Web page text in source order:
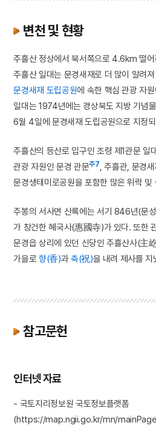
변천 및 현황
주흘산 정상에서 북서쪽으로 4.6km 떨어
주흘산 일대는 문경새재로 더 많이 알려
문경새재 도립공원에 속한 핵심 관광 자
일대는 1974년에는 경상북도 지방 기념
6월 4일에 문경새재 도립공원으로 지정
주흘산의 등산로 입구인 조령 제1관문 일
관광 자원인 문경 관문주7 , 주흘관, 문경
문경생태미로공원을 포함한 많은 위락
주봉의 서사면 산록에는 서기 846년(문
가 창건한 혜국사(惠國寺)가 있다. 또한
문경읍 상리에 있던 신당인 주흘산사(主
가을로향(香)과축(祝)을 내려 제사를 지
참고문헌
인터넷 자료
- 국토지리정보원 국토정보플랫폼
(https://map.ngii.go.kr/mn/